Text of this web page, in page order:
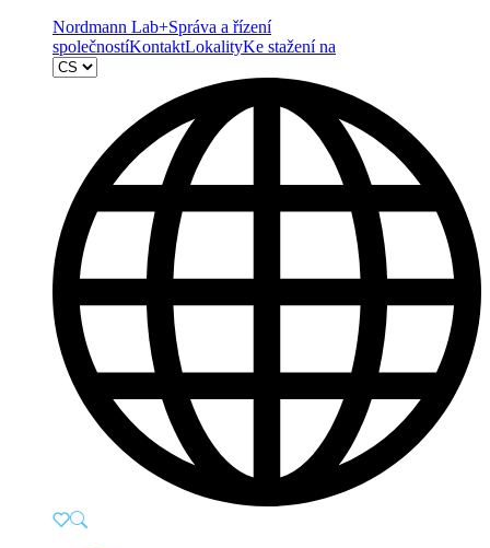
Nordmann Lab+Správa a řízení
společnostíKontaktLokalityKe stažení na